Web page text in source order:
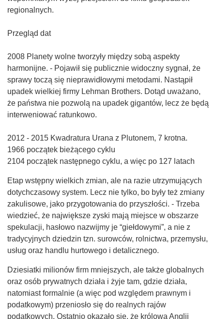
regionalnych.
Przegląd dat
2008 Planety wolne tworzyły między sobą aspekty
harmonijne. - Pojawił się publicznie widoczny sygnał, że
sprawy toczą się nieprawidłowymi metodami. Nastąpił
upadek wielkiej firmy Lehman Brothers. Dotąd uważano,
że państwa nie pozwolą na upadek gigantów, lecz że będą
interweniować ratunkowo.
2012 - 2015 Kwadratura Urana z Plutonem, 7 krotna.
1966 początek bieżącego cyklu
2104 początek następnego cyklu, a więc po 127 latach
Etap wstępny wielkich zmian, ale na razie utrzymujących
dotychczasowy system. Lecz nie tylko, bo były też zmiany
zakulisowe, jako przygotowania do przyszłości. - Trzeba
wiedzieć, że największe zyski mają miejsce w obszarze
spekulacji, hasłowo nazwijmy je “giełdowymi”, a nie z
tradycyjnych dziedzin tzn. surowców, rolnictwa, przemysłu,
usług oraz handlu hurtowego i detalicznego.
Dziesiatki milionów firm mniejszych, ale także globalnych
oraz osób prywatnych działa i żyje tam, gdzie działa,
natomiast formalnie (a więc pod względem prawnym i
podatkowym) przeniosło się do realnych rajów
podatkowych. Ostatnio okazało się, że królowa Anglii